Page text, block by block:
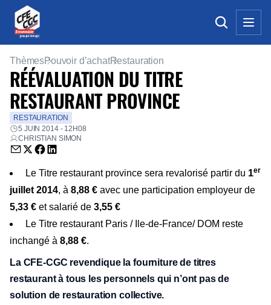
ThèmesPouvoir d’achatRestauration
RÉÉVALUATION DU TITRE
RESTAURANT PROVINCE
RESTAURATION
5 JUIN 2014 - 12H08
CHRISTIAN SIMON
Envoyer par email (nouvelle fenêtre)
Partager sur Twitter (nouvelle fenêtre)
Partager sur Facebook (nouvelle fenêtre)
Partager sur LinkedIn (nouvelle fenêtre)
Le Titre restaurant province sera revalorisé partir du 1er
juillet 2014, à 8,88 € avec une participation employeur de
5,33 € et salarié de 3,55 €
Le Titre restaurant Paris / Ile-de-France/ DOM reste
inchangé à 8,88 €.
La CFE-CGC revendique la fourniture de titres
restaurant à tous les personnels qui n’ont pas de
solution de restauration collective.